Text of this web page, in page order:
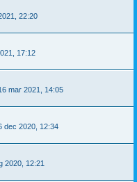
22:20
17:12
mar 2021, 14:05
dec 2020, 12:34
2020, 12:21